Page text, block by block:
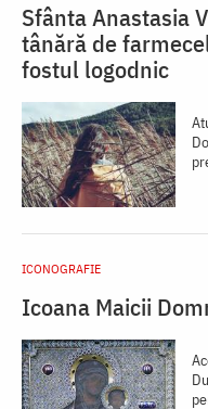
Sfânta Anastasia
tânără de
fostul logodnic
ICONOGRAFIE
Icoana Maicii